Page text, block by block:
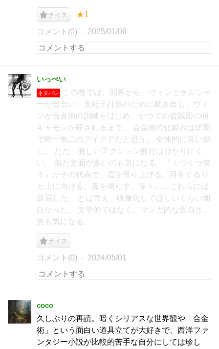
ナイス ★1
コメント(0) 2025/01/06
いっぺい
ネタバレ
この巻では、開幕から、ヴィンとケルシャ
ーが出会い、支配王打倒のために動き出し、ヴィ
ンが合金術の訓練をはじめ、かつての盗賊団の頭
キャモンが殺されるまで。 合金術の仕組みは斬新
で唯一無二のアイデアだと思う。 全体的に良い感
じ。 ただ、激しいアクション部分は分かりにく
い。 似た文面が多いのも気になる。『くつくつ笑
う』がその代表で、眉を吊り上げる、目をぐるり
と上に向ける、鼻を鳴らす、等々……これらには
辟易した。 とは言え、映像化してほしいくらい面
白かった。 文学的ではなく、マンガ的な面白さ。
先も気になる。
ナイス
コメント(0) 2024/05/01
coco
久しぶりの再読。暗くシリアスな世界観や「合金
術」という面白い道具立てが大好きで、西洋ファ
ンタジー小説が比較的苦手な自分にしては珍し